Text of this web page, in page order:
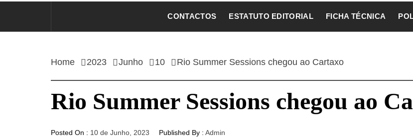
CONTACTOS ESTATUTO EDITORIAL FICHA TÉCNICA
Home 2023 Junho 10 Rio Summer Sessions chegou ao Cartaxo
Rio Summer Sessions chegou ao
Posted On : 10 de Junho, 2023 Published By : Admin